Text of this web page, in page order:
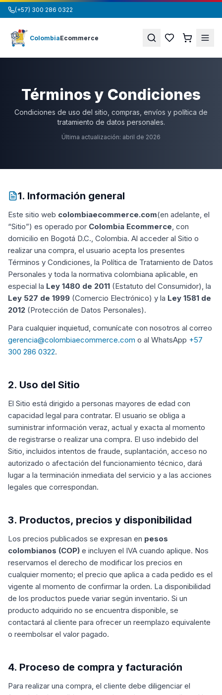
(+57) 300 286 0322
ColombiaEcommerce
Términos y Condiciones
Condiciones de uso del sitio, compras, envíos y política de
tratamiento de datos personales.
Última actualización: abril de 2026
1. Información general
Este sitio web colombiaecommerce.com(en adelante, el
“Sitio”) es operado por Colombia Ecommerce, con
domicilio en Bogotá D.C., Colombia. Al acceder al Sitio o
realizar una compra, el usuario acepta los presentes
Términos y Condiciones, la Política de Tratamiento de Datos
Personales y toda la normativa colombiana aplicable, en
especial la Ley 1480 de 2011 (Estatuto del Consumidor), la
Ley 527 de 1999 (Comercio Electrónico) y la Ley 1581 de
2012 (Protección de Datos Personales).
Para cualquier inquietud, comunícate con nosotros al correo
gerencia@colombiaecommerce.com o al WhatsApp +57
300 286 0322.
2. Uso del Sitio
El Sitio está dirigido a personas mayores de edad con
capacidad legal para contratar. El usuario se obliga a
suministrar información veraz, actual y exacta al momento
de registrarse o realizar una compra. El uso indebido del
Sitio, incluidos intentos de fraude, suplantación, acceso no
autorizado o afectación del funcionamiento técnico, dará
lugar a la terminación inmediata del servicio y a las acciones
legales que correspondan.
3. Productos, precios y disponibilidad
Los precios publicados se expresan en pesos
colombianos (COP) e incluyen el IVA cuando aplique. Nos
reservamos el derecho de modificar los precios en
cualquier momento; el precio que aplica a cada pedido es el
vigente al momento de confirmar la orden. La disponibilidad
de los productos puede variar según inventario. Si un
producto adquirido no se encuentra disponible, se
contactará al cliente para ofrecer un reemplazo equivalente
o reembolsar el valor pagado.
4. Proceso de compra y facturación
Para realizar una compra, el cliente debe diligenciar el